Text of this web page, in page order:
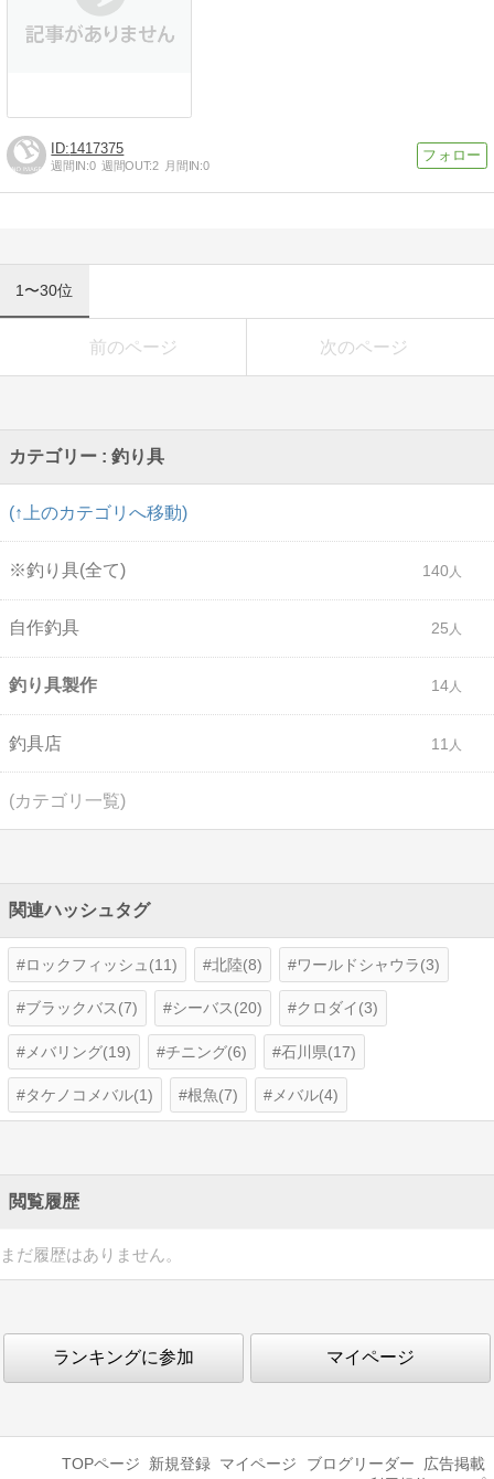
1417375
週間IN:0 週間OUT:2 月間IN:0
1〜30位
前のページ 次のページ
カテゴリー : 釣り具
(↑上のカテゴリへ移動)
※釣り具(全て) 140
自作釣具 25
釣り具製作 14
釣具店 11
(カテゴリ一覧)
関連ハッシュタグ
ロックフィッシュ(11) 北陸(8) ワールドシャウラ(3)
ブラックバス(7) シーバス(20) クロダイ(3)
メバリング(19) チニング(6) 石川県(17)
タケノコメバル(1) 根魚(7) メバル(4)
閲覧履歴
まだ履歴はありません。
ランキングに参加 マイページ
TOPページ 新規登録 マイページ ブログリーダー
広告掲載